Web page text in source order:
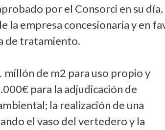
por el Consorci en su día,
la empresa concesionaria y en
de tratamiento.
millón de m2 para uso propio y
para la adjudicación de
la realización de una
el vaso del vertedero y la